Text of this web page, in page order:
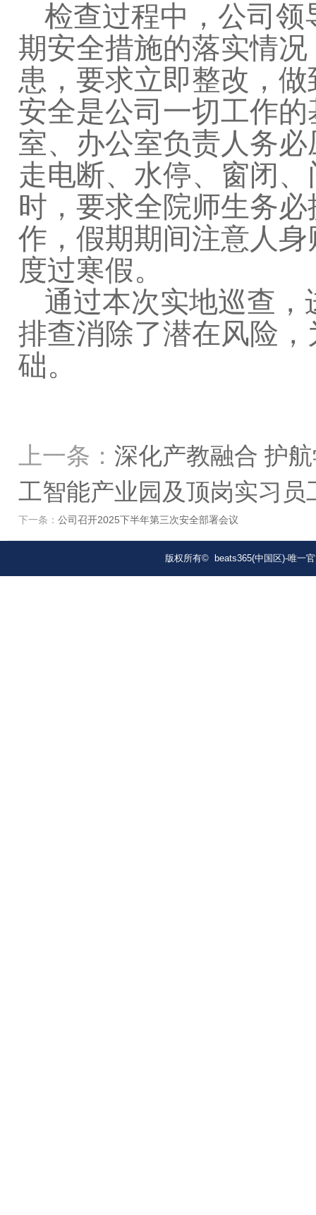
检查过程中，公司
期安全措施的落实情
患，要求立即整改，
安全是公司一切工作
室、办公室负责人务
走电断、水停、窗闭
时，要求全院师生务
作，假期期间注意人
度过寒假。
通过本次实地巡查
排查消除了潜在风险
础。
上一条： 深化产教融合 护
工智能产业园及顶岗实习员
下一条： 公司召开2025下半年第三次安全部署会议
版权所有© beats365(中国区)-唯